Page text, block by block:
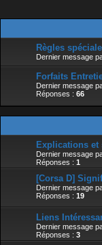
Règles
Dernier message
Forfaits
Dernier message
Réponses : 66
Explications et
Dernier message
Réponses : 1
[Corsa D]
Dernier message
Réponses : 19
Liens
Dernier message
Réponses : 3